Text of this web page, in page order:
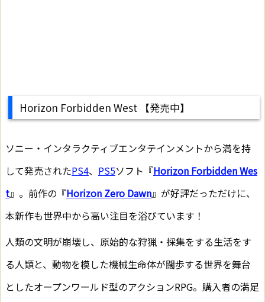
Horizon Forbidden West 【発売中】
ソニー・インタラクティブエンタテインメントから満を持
して発売されたPS4、 PS5ソフト『Horizon Forbidden Wes
t』。前作の『Horizon Zero Dawn』が好評だっただけに、
本新作も世界中から高い注目を浴びています！
人類の文明が崩壊し、原始的な狩猟・採集をする生活をす
る人類と、動物を模した機械生命体が闊歩する世界を舞台
としたオープンワールド型のアクションRPG。購入者の満足